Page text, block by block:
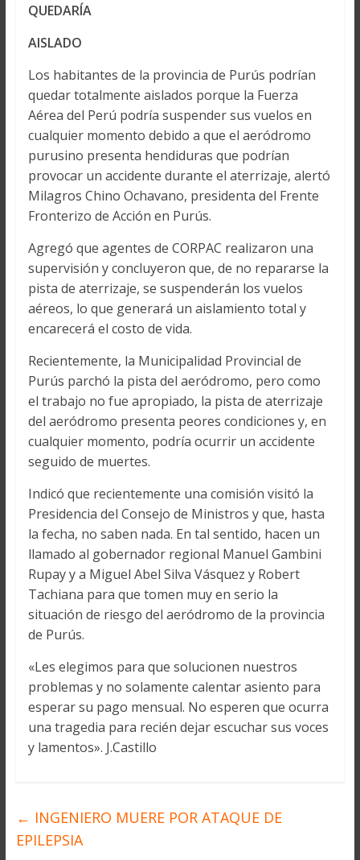
QUEDARÍA
AISLADO
Los habitantes de la provincia de Purús podrían
quedar totalmente aislados porque la Fuerza
Aérea del Perú podría suspender sus vuelos en
cualquier momento debido a que el aeródromo
purusino presenta hendiduras que podrían
provocar un accidente durante el aterrizaje, alertó
Milagros Chino Ochavano, presidenta del Frente
Fronterizo de Acción en Purús.
Agregó que agentes de CORPAC realizaron una
supervisión y concluyeron que, de no repararse la
pista de aterrizaje, se suspenderán los vuelos
aéreos, lo que generará un aislamiento total y
encarecerá el costo de vida.
Recientemente, la Municipalidad Provincial de
Purús parchó la pista del aeródromo, pero como
el trabajo no fue apropiado, la pista de aterrizaje
del aeródromo presenta peores condiciones y, en
cualquier momento, podría ocurrir un accidente
seguido de muertes.
Indicó que recientemente una comisión visitó la
Presidencia del Consejo de Ministros y que, hasta
la fecha, no saben nada. En tal sentido, hacen un
llamado al gobernador regional Manuel Gambini
Rupay y a Miguel Abel Silva Vásquez y Robert
Tachiana para que tomen muy en serio la
situación de riesgo del aeródromo de la provincia
de Purús.
«Les elegimos para que solucionen nuestros
problemas y no solamente calentar asiento para
esperar su pago mensual. No esperen que ocurra
una tragedia para recién dejar escuchar sus voces
y lamentos». J.Castillo
← INGENIERO MUERE POR ATAQUE DE
EPILEPSIA